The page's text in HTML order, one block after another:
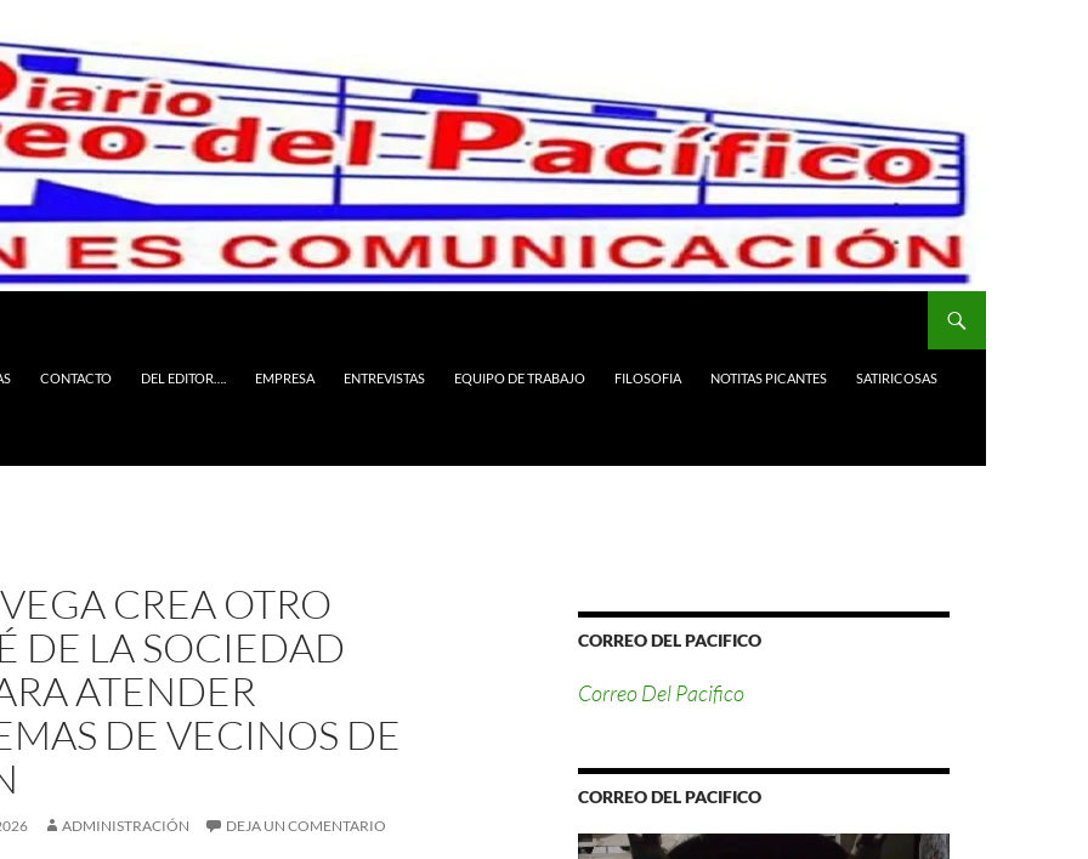
CONTACTO DEL EDITOR…. EMPRESA ENTREVISTAS EQUIPO DE TRABAJO FILOSOFIA NOTITAS PICANTES SATIRICOSAS
CREA OTRO
DE LA SOCIEDAD
ATENDER
DE VECINOS DE
ADMINISTRACIÓN DEJA UN COMENTARIO
CORREO DEL PACIFICO
Correo Del Pacifico
CORREO DEL PACIFICO